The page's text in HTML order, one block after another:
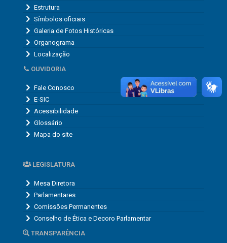
Estrutura
Símbolos oficiais
Galeria de Fotos Históricas
Organograma
Localização
OUVIDORIA
Fale Conosco
E-SIC
Acessibilidade
Glossário
Mapa do site
LEGISLATURA
Mesa Diretora
Parlamentares
Comissões Permanentes
Conselho de Ética e Decoro Parlamentar
TRANSPARÊNCIA